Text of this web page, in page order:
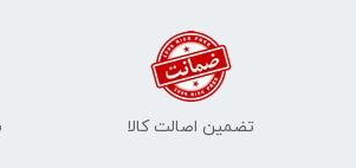
تضمین اصالت کالا